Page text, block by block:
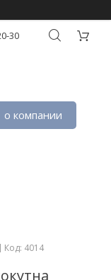
30
о компании
Код: 4014